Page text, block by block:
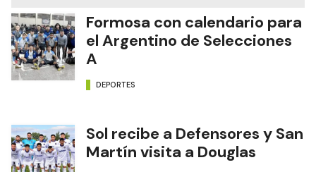
Formosa con calendario para
el Argentino de Selecciones
A
DEPORTES
Sol recibe a Defensores y San
Martín visita a Douglas